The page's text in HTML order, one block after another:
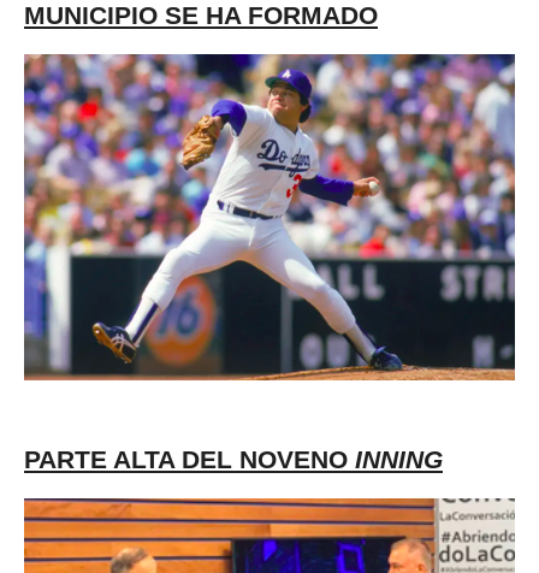
MUNICIPIO SE HA FORMADO
PARTE ALTA DEL NOVENO INNING